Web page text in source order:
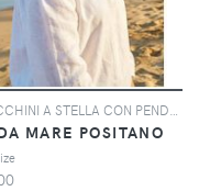
MARE POSITANO